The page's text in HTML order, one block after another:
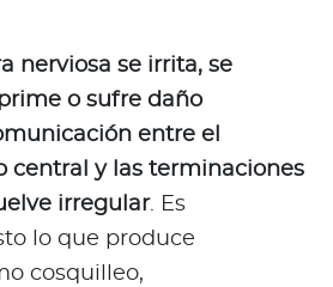
nerviosa se irrita, se
o sufre daño
entre el
central y las terminaciones
irregular. Es
lo que produce
cosquilleo,